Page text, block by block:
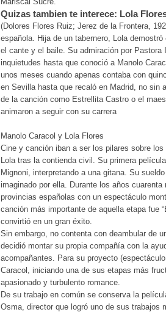
Quizas tambien te interece: Lola
(Dolores Flores Ruiz; Jerez de la Frontera,
española. Hija de un tabernero, Lola
el cante y el baile. Su admiración por Pastora
inquietudes hasta que conoció a Manolo
unos meses cuando apenas contaba con
en Sevilla hasta que recaló en Madrid, no sin
de la canción como Estrellita Castro o el
animaron a seguir con su carrera
Manolo Caracol y Lola Flores
Cine y canción iban a ser los pilares sobre
Lola tras la contienda civil. Su primera
Mignoni, interpretando a una gitana. Su
imaginado por ella. Durante los años
provincias españolas con un espectáculo
canción más importante de aquella etapa fue
convirtió en un gran éxito.
Sin embargo, no contenta con deambular de
decidió montar su propia compañía con la
acompañantes. Para su proyecto
Caracol, iniciando una de sus etapas más
apasionado y turbulento romance.
De su trabajo en común se conserva la
Osma, director que logró uno de sus trabajos